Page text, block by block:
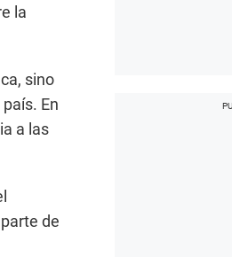
la
sino
En
a las
de